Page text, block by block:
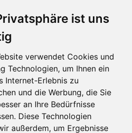
ist uns
verwendet Cookies und
Technologien, um Ihnen ein
Internet-Erlebnis zu
und die Werbung, die Sie
an Ihre Bedürfnisse
Diese Technologien
außerdem, um Ergebnisse
EINSTELLUNGEN